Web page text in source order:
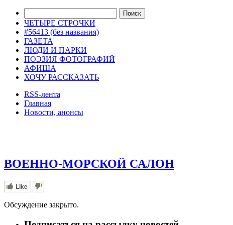
ЧЕТЫРЕ СТРОЧКИ
#56413 (без названия)
ГАЗЕТА
ЛЮДИ И ПАРКИ
ПОЭЗИЯ ФОТОГРАФИЙ
АФИША
ХОЧУ РАССКАЗАТЬ
RSS-лента
Главная
Новости, анонсы
ВОЕННО-МОРСКОЙ САЛОН
Like
Обсуждение закрыто.